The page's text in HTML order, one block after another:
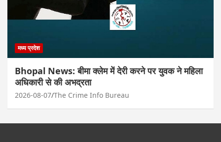
मध्य प्रदेश
Bhopal News: बीमा क्लेम में देरी करने पर युवक ने महिला
अधिकारी से की अभद्रता
2026-08-07 The Crime Info Bureau